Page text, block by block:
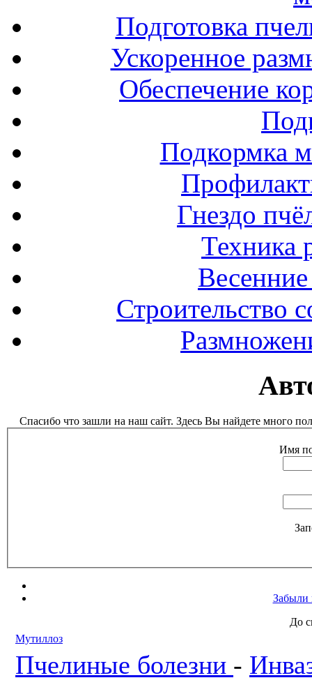
Подготовка
Ускоренное
Обеспечение
Подкормка
Гнездо
Техника
Строительство
Спасибо что зашли на наш сайт. Здесь Вы найдете много
Имя
Забыли
До
Мутиллоз
Пчелиные болезни -